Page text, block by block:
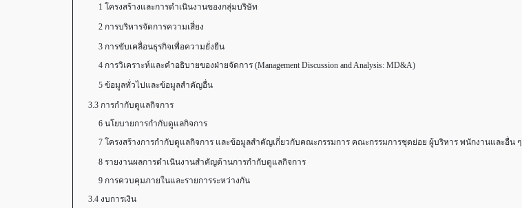
1 โครงสร้างและการดำเนินงานของกลุ่มบริษัท
2 การบริหารจัดการความเสี่ยง
3 การขับเคลื่อนธุรกิจเพื่อความยั่งยืน
4 การวิเคราะห์และคำอธิบายของฝ่ายจัดการ (Management Discussion and Analysis: MD&A)
5 ข้อมูลทั่วไปและข้อมูลสำคัญอื่น
3.3 การกำกับดูแลกิจการ
6 นโยบายการกำกับดูแลกิจการ
7 โครงสร้างการกำกับดูแลกิจการ และข้อมูลสำคัญเกี่ยวกับคณะกรรมการ คณะกรรมการชุดย่อย ผู้บริหาร พนักงานและอื่น ๆ
8 รายงานผลการดำเนินงานสำคัญด้านการกำกับดูแลกิจการ
9 การควบคุมภายในและรายการระหว่างกัน
3.4 งบการเงิน